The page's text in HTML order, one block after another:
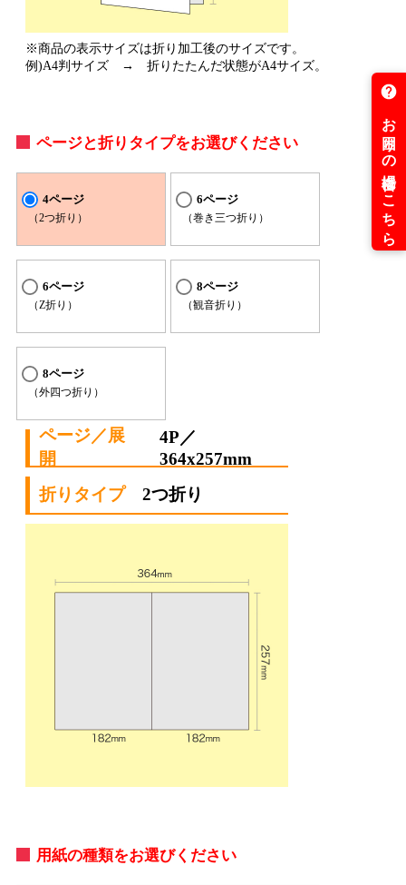
※商品の表示サイズは折り加工後のサイズです。
例)A4判サイズ → 折りたたんだ状態がA4サイズ。
ページと折りタイプをお選びください
4ページ
（2つ折り）
6ページ
（巻き三つ折り）
6ページ
（Z折り）
8ページ
（観音折り）
8ページ
（外四つ折り）
4P／
364x257mm
2つ折り
用紙の種類をお選びください